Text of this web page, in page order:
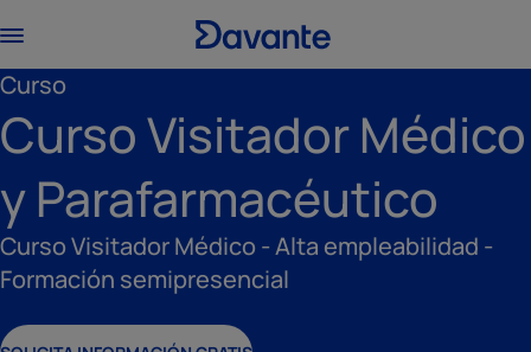
Curso
Curso Visitador Médico
y Parafarmacéutico
Curso Visitador Médico - Alta empleabilidad -
Formación semipresencial